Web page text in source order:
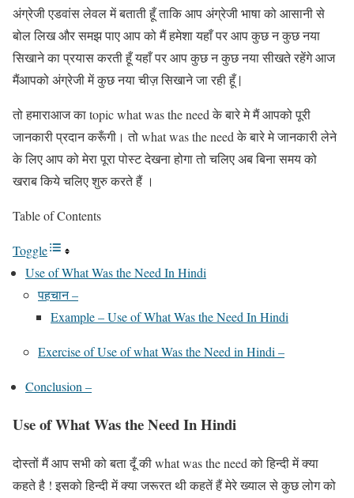
अंग्रेजी एडवांस लेवल में बताती हूँ ताकि आप अंग्रेजी भाषा को आसानी से
बोल लिख और समझ पाए आप को मैं हमेशा यहाँ पर आप कुछ न कुछ नया
सिखाने का प्रयास करती हूँ यहाँ पर आप कुछ न कुछ नया सीखते रहेंगे आज
मैंआपको अंग्रेजी में कुछ नया चीज़ सिखाने जा रही हूँ |
तो हमाराआज का topic what was the need के बारे मे मैं आपको पूरी
जानकारी प्रदान करूँगी। तो what was the need के बारे मे जानकारी लेने
के लिए आप को मेरा पूरा पोस्ट देखना होगा तो चलिए अब बिना समय को
खराब किये चलिए शुरु करते हैं ।
Table of Contents
Toggle
Use of What Was the Need In Hindi
पहचान –
Example – Use of What Was the Need In Hindi
Exercise of Use of what Was the Need in Hindi –
Conclusion –
Use of What Was the Need In Hindi
दोस्तों मैं आप सभी को बता दूँ की what was the need को हिन्दी में क्या
कहते है ! इसको हिन्दी में क्या जरूरत थी कहतें हैं मेरे ख्याल से कुछ लोग को